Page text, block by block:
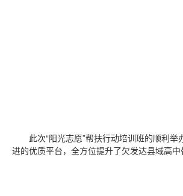
此次“阳光志愿”帮扶行动培训班的顺利举
进的优质平台，全方位提升了欠发达县域高